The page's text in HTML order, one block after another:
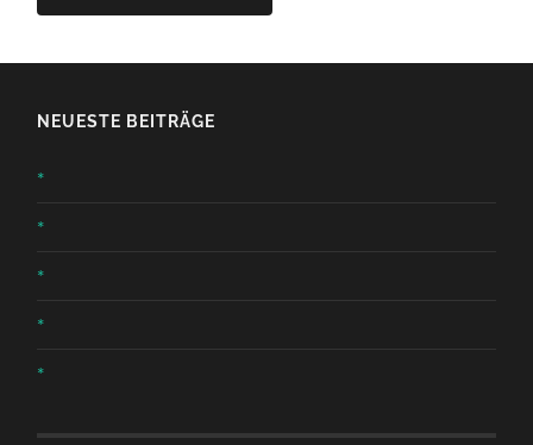
NEUESTE BEITRÄGE
*
*
*
*
*